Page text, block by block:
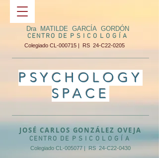
PSYCHOLOGY
SPACE
Dra MATILDE GARCÍA GORDÓN
CENTRO DE PSICOLOGÍA
JOSÉ CARLOS GONZÁLEZ OVEJA
CENTRO DE PSICOLOGÍA
Colegiado CL-000715 | RS 24-C22-0205
Colegiado CL-005077 | RS 24-C22-0430